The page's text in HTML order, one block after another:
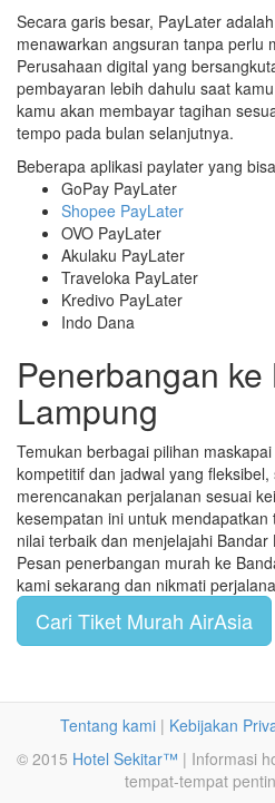
Secara garis besar, PayLater
menawarkan angsuran tanpa perlu
Perusahaan digital yang
pembayaran lebih dahulu saat
kamu akan membayar tagihan
tempo pada bulan selanjutnya.
Beberapa aplikasi paylater yang
GoPay PayLater
Shopee PayLater
OVO PayLater
Akulaku PayLater
Traveloka PayLater
Kredivo PayLater
Indo Dana
Penerbangan
Lampung
Temukan berbagai pilihan
kompetitif dan jadwal yang
merencanakan perjalanan sesuai
kesempatan ini untuk
nilai terbaik dan menjelajahi
Pesan penerbangan murah ke
kami sekarang dan nikmati
Cari Tiket Murah AirAsia
Tentang kami | Kebijakan
© 2015 Hotel Sekitar™ | Informasi
tempat-tempat